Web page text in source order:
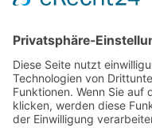
RLSO Minikalender